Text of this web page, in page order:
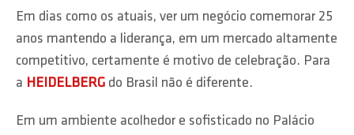
Em dias como os atuais, ver um negócio comemorar 25
anos mantendo a liderança, em um mercado altamente
competitivo, certamente é motivo de celebração. Para
a HEIDELBERG do Brasil não é diferente.
Em um ambiente acolhedor e sofisticado no Palácio